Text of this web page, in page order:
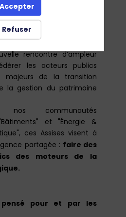
vous donne rendez-vous
la Banque des Territoires
inédit
Bâtiments Publics &
rencontre d’ampleur
les acteurs publics
majeurs de la transition
la gestion du patrimoine
communautés
et "Énergie &
ces Assises visent à
partagée : faire des
des moteurs de la
pensé pour et par les
Accepter
Refuser